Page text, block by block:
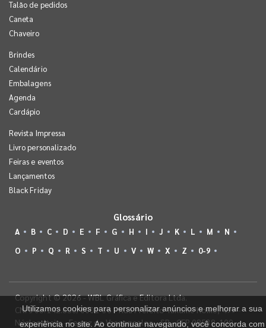
Talão de pedidos
Caneta
Chaveiro
Brindes
Calendário
Embalagens
Agenda
Cardápio
Revista Impressa
Livro personalizado
Feiras e eventos
Lançamentos
Black Friday
Glossário
A B C D E F G H I J K L M
N
O
P Q R S T U V W X Z 0-9
Copyright © 2026 - WBL Gráfica e Editora Ltda.
CNPJ 08.142.850/0001-36 - Rua Prefeito Takume Koike, 499 -
Núcleo Itaim - Ferraz de Vasconcelos - SP - CEP 08538-100
Utilizamos cookies para personalizar anúncios e melhorar a sua
experiência no site. Ao continuar navegando, você concorda com